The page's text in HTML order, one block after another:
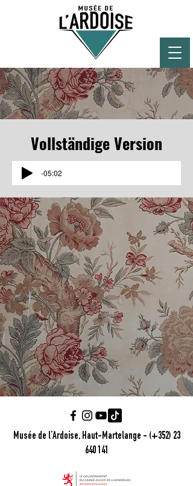
Vollständige Version
-05:02
Musée de l’Ardoise, Haut-Martelange - (+352) 23
640 141